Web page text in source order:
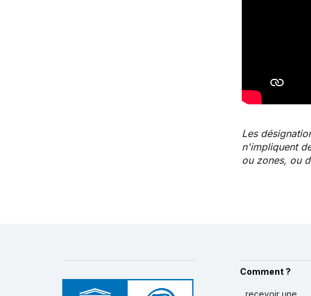
Les
n'impliquent
ou zones, ou
Comment ?
...recevoir une